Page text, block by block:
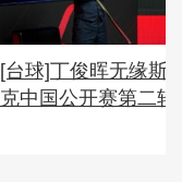
[台球]丁俊晖无缘斯
克中国公开赛第二轮